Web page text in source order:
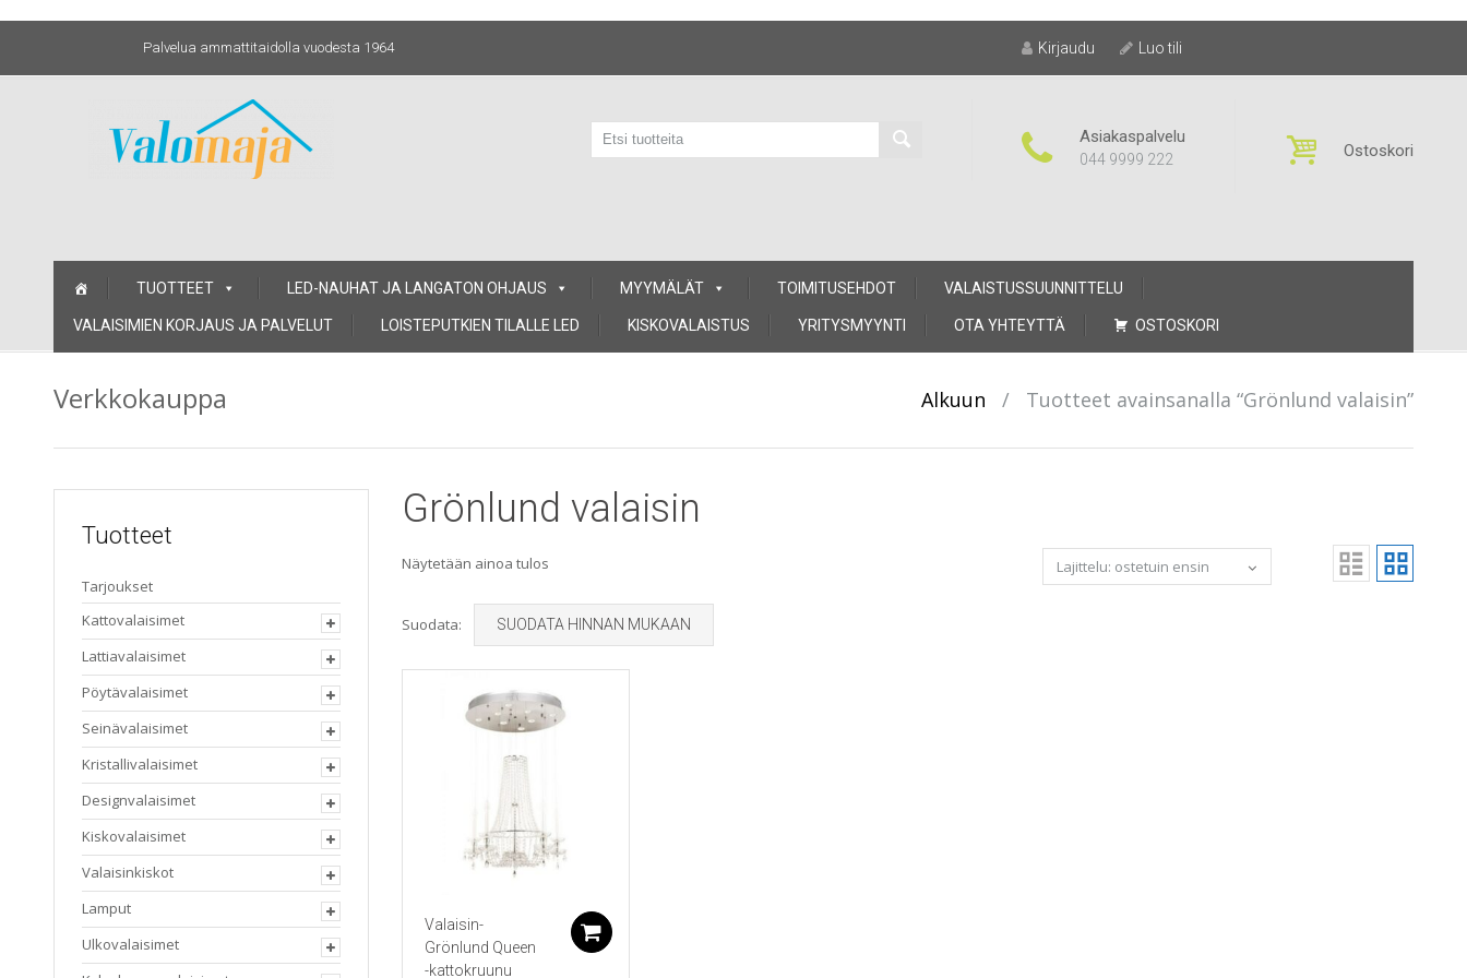
Palvelua ammattitaidolla vuodesta 1964 Kirjaudu Luo tili
Asiakaspalvelu
044 9999 222 Ostoskori
TUOTTEET LED-NAUHAT JA LANGATON OHJAUS MYYMÄLÄT TOIMITUSEHDOT VALAISTUSSUUNNITTELU
VALAISIMIEN KORJAUS JA PALVELUT LOISTEPUTKIEN TILALLE LED KISKOVALAISTUS YRITYSMYYNTI OTA YHTEYTTÄ OSTOSKORI
Verkkokauppa Alkuun / Tuotteet avainsanalla “Grönlund valaisin”
Grönlund valaisin
Näytetään ainoa tulos
Suodata: SUODATA HINNAN MUKAAN
Valaisin-
Grönlund Queen
-kattokruunu
Tuotteet
Tarjoukset
Kattovalaisimet
Lattiavalaisimet
Pöytävalaisimet
Seinävalaisimet
Kristallivalaisimet
Designvalaisimet
Kiskovalaisimet
Valaisinkiskot
Lamput
Ulkovalaisimet